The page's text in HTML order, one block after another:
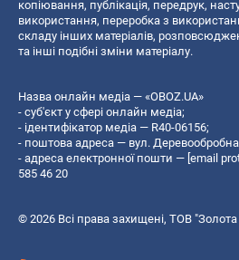
копiювання, публiкацiя, передрук,
використання, переробка з
складу інших матеріалів,
та інші подібні зміни матеріалу.
Назва онлайн медіа — «OBOZ.UA»
- суб'єкт у сфері онлайн медіа;
- ідентифікатор медіа — R40-06156;
- поштова адреса — вул.
- адреса електронної пошти — [email
585 46 20
© 2026 Всі права захищені, ТОВ